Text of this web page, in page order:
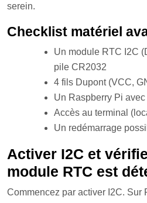
serein.
Checklist matériel
Un module RTC I2C
pile CR2032
4 fils Dupont (VCC,
Un Raspberry Pi
Accès au terminal
Un redémarrage
Activer I2C et
module RTC est
Commencez par activer I2C. Sur